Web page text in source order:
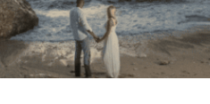
Ślub symboliczny
Ślub cywilny Ślub symboliczny